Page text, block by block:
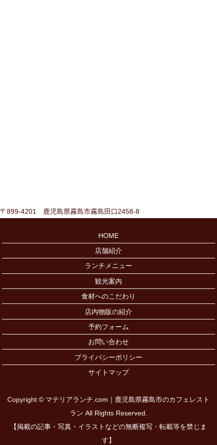
〒899-4201 鹿児島県霧島市霧島田口2458-8
HOME
店舗紹介
ランチメニュー
観光案内
食材へのこだわり
店内物販の紹介
予約フォーム
お問い合わせ
プライバシーポリシー
サイトマップ
Copyright © マテリアランチ.com｜鹿児島県霧島市のカフェレスト
ラン All Rights Reserved.
【掲載の記事・写真・イラストなどの無断複写・転載等を禁じま
す】